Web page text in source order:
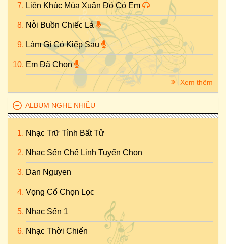
Liên Khúc Mùa Xuân Đó Có Em
Nỗi Buồn Chiếc Lá
Làm Gì Có Kiếp Sau
Em Đã Chọn
Xem thêm
ALBUM NGHE NHIỀU
Nhạc Trữ Tình Bất Tử
Nhạc Sến Chế Linh Tuyển Chọn
Dan Nguyen
Vọng Cổ Chọn Lọc
Nhạc Sến 1
Nhạc Thời Chiến